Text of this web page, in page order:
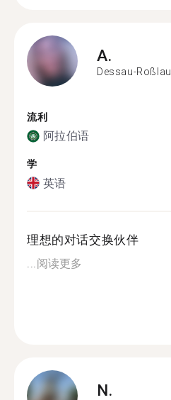
A.
Dessau-Roßlau
流利
阿拉伯语
学
英语
理想的对话交换伙伴
阅读更多
N.